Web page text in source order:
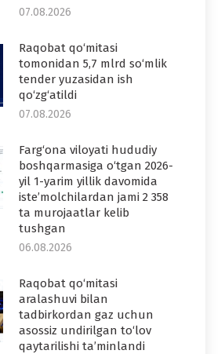
07.08.2026
Raqobat qo‘mitasi
tomonidan 5,7 mlrd so‘mlik
tender yuzasidan ish
qo‘zg‘atildi
07.08.2026
Farg‘ona viloyati hududiy
boshqarmasiga o‘tgan 2026-
yil 1-yarim yillik davomida
iste’molchilardan jami 2 358
ta murojaatlar kelib
tushgan
06.08.2026
Raqobat qo‘mitasi
aralashuvi bilan
tadbirkordan gaz uchun
asossiz undirilgan to‘lov
qaytarilishi ta’minlandi